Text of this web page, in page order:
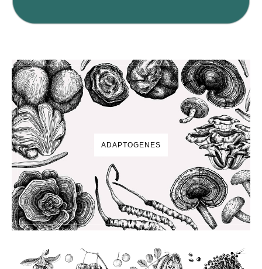
ADAPTOGENES